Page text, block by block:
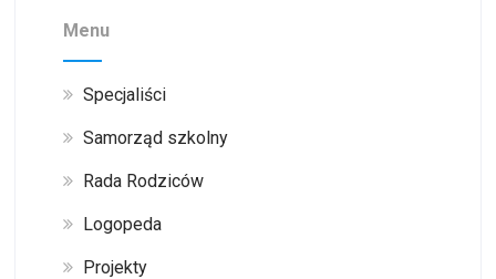
Menu
Specjaliści
Samorząd szkolny
Rada Rodziców
Logopeda
Projekty